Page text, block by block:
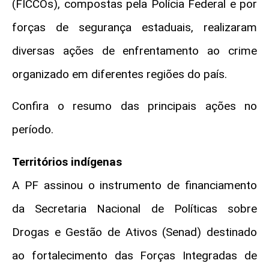
(FICCOs), compostas pela Polícia Federal e por
forças de segurança estaduais, realizaram
diversas ações de enfrentamento ao crime
organizado em diferentes regiões do país.
Confira o resumo das principais ações no
período.
Territórios indígenas
A PF assinou o instrumento de financiamento
da Secretaria Nacional de Políticas sobre
Drogas e Gestão de Ativos (Senad) destinado
ao fortalecimento das Forças Integradas de